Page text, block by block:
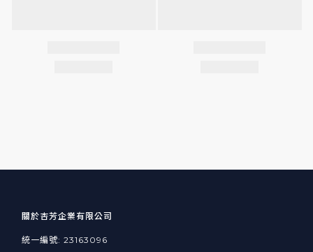
關於杏芳企業有限公司
統一編號: 23163096